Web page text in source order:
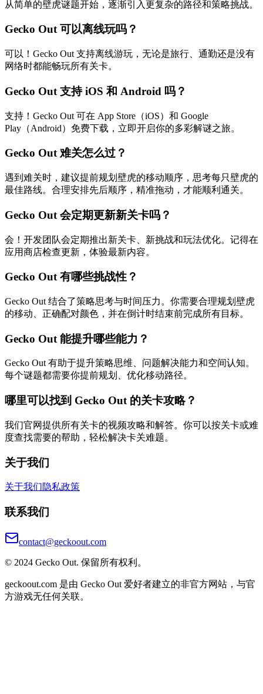
从简单的壁虎谜题开始，逐渐引入更复杂的路径和策略挑战。
Gecko Out 可以离线玩吗？
可以！Gecko Out 支持离线游玩，无论是旅行、通勤还是没有
网络时都能畅玩所有关卡。
Gecko Out 支持 iOS 和 Android 吗？
支持！Gecko Out 可在 App Store（iOS）和 Google
Play（Android）免费下载，立即开启你的多彩解谜之旅。
Gecko Out 难关怎么过？
遇到难关时，建议提前规划壁虎的移动顺序，思考每只壁虎的
最佳路线。合理安排先后顺序，精准拖动，才能顺利通关。
Gecko Out 会定期更新新关卡吗？
会！开发团队会定期推出新关卡、新挑战和玩法优化。记得在
应用商店检查更新，体验最新内容。
Gecko Out 有哪些挑战性？
Gecko Out 结合了策略思考与时间压力。你需要合理规划壁虎
的移动、正确配对颜色，并在倒计时结束前完成所有目标。
Gecko Out 能提升哪些能力？
Gecko Out 有助于提升策略思维、问题解决能力和空间认知。
每个谜题都需要你提前规划、优化移动路径。
哪里可以找到 Gecko Out 的关卡攻略？
我们官网提供所有关卡的视频攻略和解答。你可以按关卡或难
度查找需要的帮助，轻松解决卡关难题。
关于我们
关于我们隐私政策
联系我们
contact@geckoout.com
© 2024 Gecko Out. 保留所有权利。
geckoout.com 是由 Gecko Out 爱好者建立的非官方网站，与官
方游戏无任何关联。